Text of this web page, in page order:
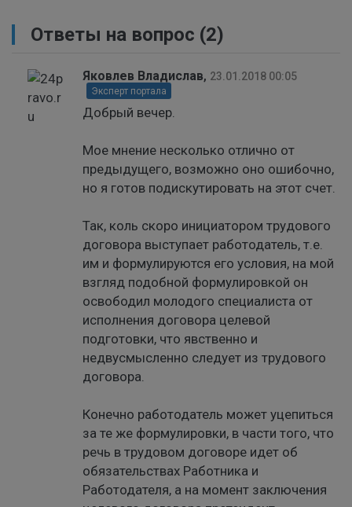
Ответы на вопрос (2)
Яковлев Владислав, 23.01.2018 00:05
Эксперт портала
Добрый вечер.
Мое мнение несколько отлично от
предыдущего, возможно оно ошибочно,
но я готов подискутировать на этот счет.
Так, коль скоро инициатором трудового
договора выступает работодатель, т.е.
им и формулируются его условия, на мой
взгляд подобной формулировкой он
освободил молодого специалиста от
исполнения договора целевой
подготовки, что явственно и
недвусмысленно следует из трудового
договора.
Конечно работодатель может уцепиться
за те же формулировки, в части того, что
речь в трудовом договоре идет об
обязательствах Работника и
Работодателя, а на момент заключения